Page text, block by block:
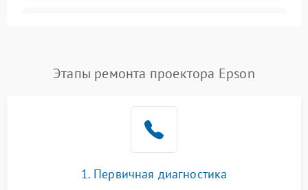
Нестабильная яркость или
контраст
4000 ₽ Подробнее →
Неравномерная подсветка
автоматическая коррекция
трапеции (Keystone)
Этапы ремонта проектора Epson
1. Первичная диагностика